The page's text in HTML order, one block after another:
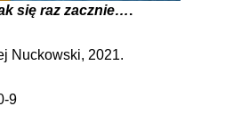
się raz zacznie….
Nuckowski, 2021.
9